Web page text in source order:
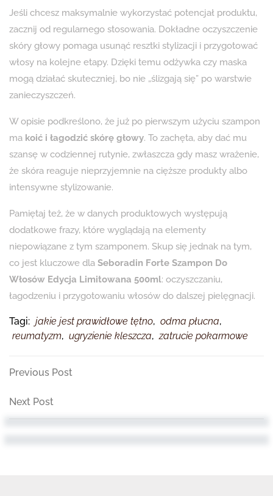
Jeśli chcesz maksymalnie wykorzystać potencjał produktu,
zacznij od regularnego stosowania. Dokładne oczyszczenie
skóry głowy pomaga usunąć resztki stylizacji i przygotować
włosy na kolejne etapy. Dzięki temu odżywka czy maska
mogą działać skuteczniej, bo nie „ślizgają się” po warstwie
zanieczyszczeń.
W opisie podkreślono, że już po pierwszym użyciu szampon
ma koić i łagodzić skórę głowy. To zachęta, aby dać mu
szansę w codziennej rutynie, zwłaszcza gdy masz wrażenie,
że skóra reaguje nieprzyjemnie na cięższe produkty albo
intensywne stylizowanie.
Pamiętaj też, że w danych produktowych występują
dodatkowe frazy, które wyglądają na elementy
niepowiązane z tym szamponem. Skup się jednak na tym,
co jest kluczowe dla Seboradin Forte Szampon Do
Włosów Edycja Limitowana 500ml: oczyszczaniu,
łagodzeniu i przygotowaniu włosów do dalszej pielęgnacji.
Tagi: jakie jest prawidłowe tętno, odma płucna,
reumatyzm, ugryzienie kleszcza, zatrucie pokarmowe
Nawigacja
wpisu
Previous
Previous Post
Next
Next Post